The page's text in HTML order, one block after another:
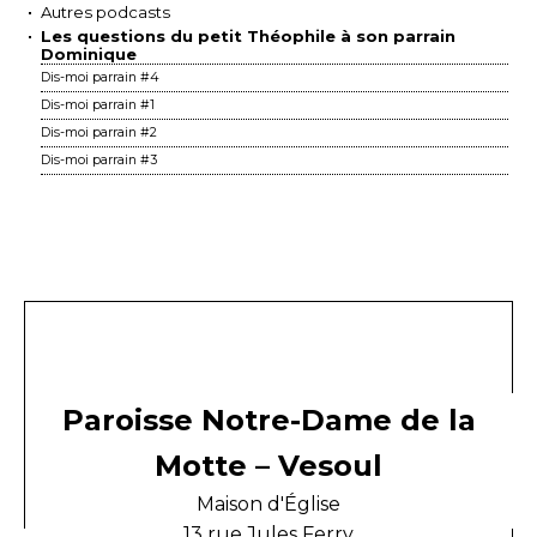
Autres podcasts
Les questions du petit Théophile à son parrain
Dominique
Dis-moi parrain #4
Dis-moi parrain #1
Dis-moi parrain #2
Dis-moi parrain #3
Paroisse Notre-Dame de la
Motte – Vesoul
Maison d'Église